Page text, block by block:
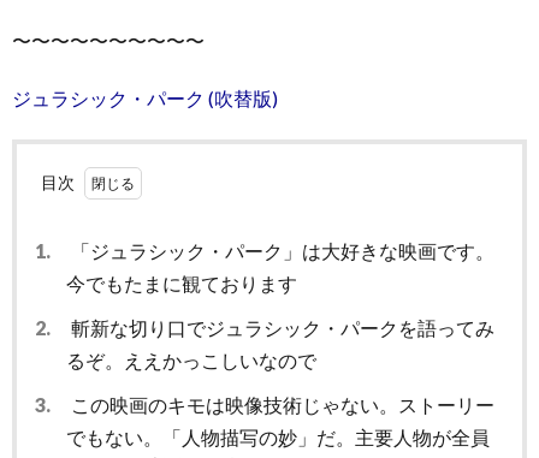
〜〜〜〜〜〜〜〜〜〜
ジュラシック・パーク (吹替版)
目次
1.
「ジュラシック・パーク」は大好きな映画です。
今でもたまに観ております
2.
斬新な切り口でジュラシック・パークを語ってみ
るぞ。ええかっこしいなので
3.
この映画のキモは映像技術じゃない。ストーリー
でもない。「人物描写の妙」だ。主要人物が全員